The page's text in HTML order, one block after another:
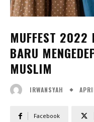
MUFFEST 2022
BARU
MUSLIM
IRWANSYAH
Facebook